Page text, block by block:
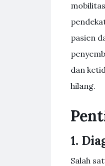
pasien
dan
hilang.
1.
Salah